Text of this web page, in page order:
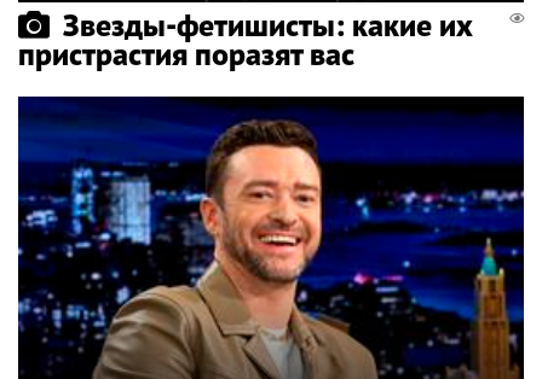
Звезды-фетишисты: какие их
пристрастия поразят вас